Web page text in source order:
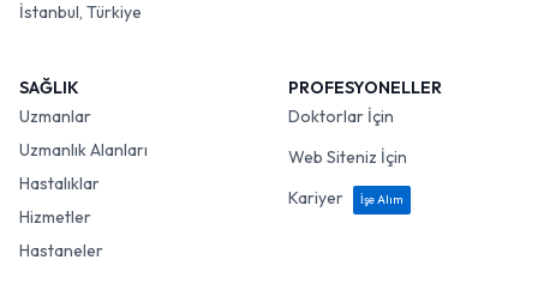
İstanbul, Türkiye
SAĞLIK
Uzmanlar
Uzmanlık Alanları
Hastalıklar
Hizmetler
Hastaneler
PROFESYONELLER
Doktorlar İçin
Web Siteniz İçin
Kariyer
İşe Alım